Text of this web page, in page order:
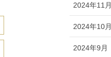
2024年11月
2024年10月
2024年9月